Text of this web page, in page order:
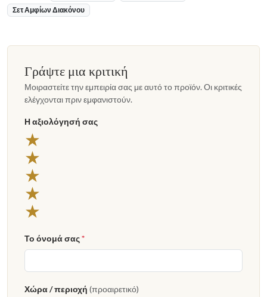
Σετ Αμφίων Διακόνου
Γράψτε μια κριτική
Μοιραστείτε την εμπειρία σας με αυτό το προϊόν. Οι κριτικές
ελέγχονται πριν εμφανιστούν.
Η αξιολόγησή σας
★
★
★
★
★
Το όνομά σας*
Χώρα / περιοχή (προαιρετικό)